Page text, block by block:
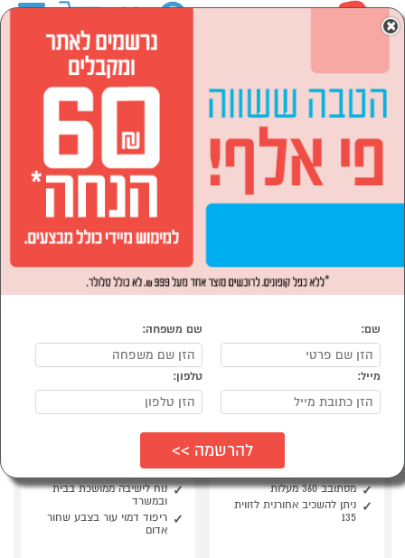
כיסאות גיימינג
כיסאות גיימינג
סמן להשוואה
כיסא גיימינג אורטופדי
מסתובב 360 מעלות
ניתן להשכיב אחורנית לזווית
135
סמן להשוואה
כיסא גיימינג דגם בליס
מבית HOMAX
בעל עיצוב מרשים וארגונומי
נוח לישיבה ממושכת בבית
ובמשרד
ריפוד דמוי עור בצבע שחור
אדום
×
שם: שם משפחה:
מייל: טלפון: